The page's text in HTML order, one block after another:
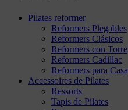
Pilates reformer
Reformers Plegables
Reformers Clásicos
Reformers con Torre
Reformers Cadillac
Reformers para Casa
Accessoires de Pilates
Ressorts
Tapis de Pilates